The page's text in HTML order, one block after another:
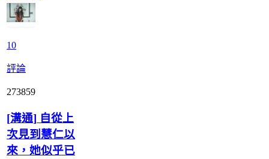
10
評論
273859
[溝通] 自從上
次見到慧仁以
來，她似乎已